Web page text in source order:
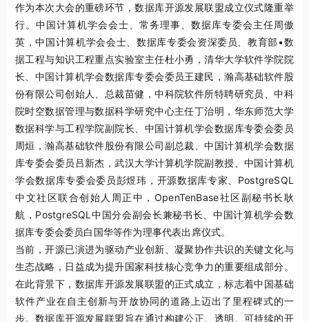
作为本次大会的重磅环节，数据库开源发展联盟成立仪式隆重举
行。中国计算机学会会士、常务理事、数据库专委会主任周傲
英，中国计算机学会会士、数据库专委会资深委员、教育部•数
据工程与知识工程重点实验室主任杜小勇，清华大学软件学院院
长、中国计算机学会数据库专委会委员王建民，瀚高基础软件股
份有限公司创始人、总裁苗健，中科院软件所特聘研究员、中科
院时空数据管理与数据科学研究中心主任丁治明，华东师范大学
数据科学与工程学院副院长、中国计算机学会数据库专委会委员
周烜，瀚高基础软件股份有限公司副总裁、中国计算机学会数据
库专委会委员吕新杰，武汉大学计算机学院副教授、中国计算机
学会数据库专委会委员彭煜玮，开源数据库专家、PostgreSQL
中文社区联合创始人周正中，OpenTenBase社区副秘书长耿
航，PostgreSQL中国分会副会长兼秘书长、中国计算机学会数
据库专委会委员白国华等作为理事代表出席仪式。
当前，开源已演进为驱动产业创新、凝聚协作共识的关键文化与
生态战略，日益成为提升国家科技核心竞争力的重要组成部分。
在此背景下，数据库开源发展联盟的正式成立，标志着中国基础
软件产业在自主创新与开放协同的道路上迈出了里程碑式的一
步。数据库开源发展联盟旨在通过构建公正、透明、可持续的开